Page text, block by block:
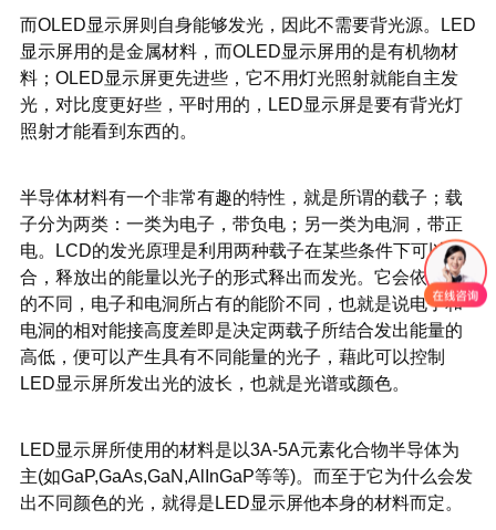
而OLED显示屏则自身能够发光，因此不需要背光源。LED
显示屏用的是金属材料，而OLED显示屏用的是有机物材
料；OLED显示屏更先进些，它不用灯光照射就能自主发
光，对比度更好些，平时用的，LED显示屏是要有背光灯
照射才能看到东西的。
半导体材料有一个非常有趣的特性，就是所谓的载子；载
子分为两类：一类为电子，带负电；另一类为电洞，带正
电。LCD的发光原理是利用两种载子在某些条件下可以结
合，释放出的能量以光子的形式释出而发光。它会依材料
的不同，电子和电洞所占有的能阶不同，也就是说电子和
电洞的相对能接高度差即是决定两载子所结合发出能量的
高低，便可以产生具有不同能量的光子，藉此可以控制
LED显示屏所发出光的波长，也就是光谱或颜色。
LED显示屏所使用的材料是以3A-5A元素化合物半导体为
主(如GaP,GaAs,GaN,AlInGaP等等)。而至于它为什么会发
出不同颜色的光，就得是LED显示屏他本身的材料而定。